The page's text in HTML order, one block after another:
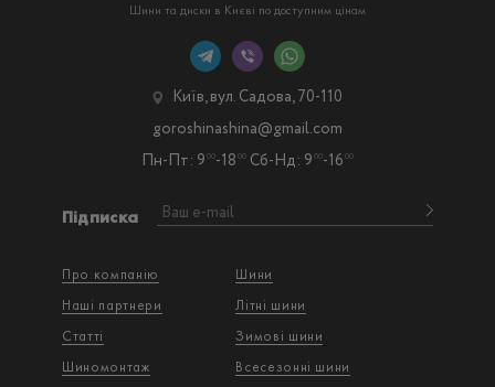
Шини та диски в Києві по доступним цінам
Про компанію
Наші партнери
Статті
Шиномонтаж
Шини
Літні шини
Зимові шини
Всесезонні шини
Підписка
Київ, вул. Садова, 70-110
Пн-Пт: 9 00-18 00 Сб-Нд: 9 00-16 00
goroshinashina@gmail.com